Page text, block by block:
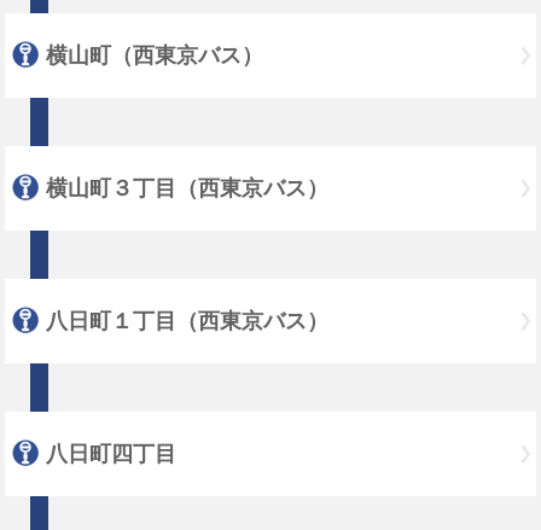
横山町（西東京バス）
横山町３丁目（西東京バス）
八日町１丁目（西東京バス）
八日町四丁目